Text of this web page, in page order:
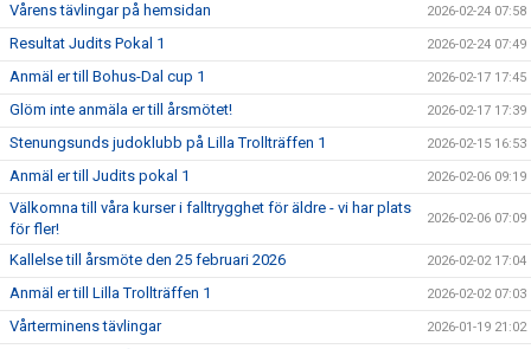
Vårens tävlingar på hemsidan 2026-02-24 07:58
Resultat Judits Pokal 1 2026-02-24 07:49
Anmäl er till Bohus-Dal cup 1 2026-02-17 17:45
Glöm inte anmäla er till årsmötet! 2026-02-17 17:39
Stenungsunds judoklubb på Lilla Trollträffen 1 2026-02-15 16:53
Anmäl er till Judits pokal 1 2026-02-06 09:19
Välkomna till våra kurser i falltrygghet för äldre - vi har plats
för fler!
2026-02-06 07:09
Kallelse till årsmöte den 25 februari 2026 2026-02-02 17:04
Anmäl er till Lilla Trollträffen 1 2026-02-02 07:03
Vårterminens tävlingar 2026-01-19 21:02